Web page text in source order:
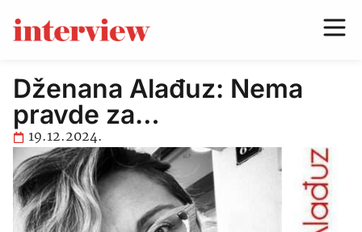
Dženana Alađuz: Nema
pravde za…
19.12.2024.